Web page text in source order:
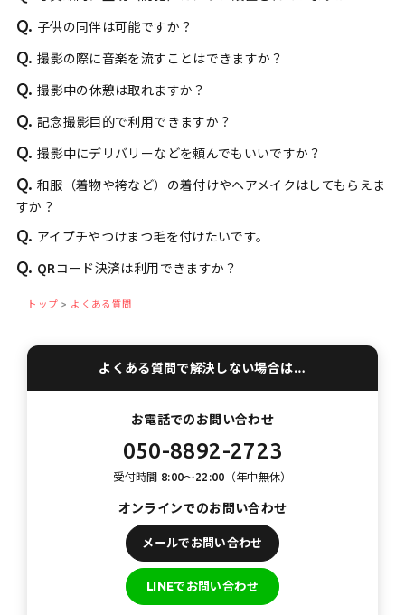
Q. 子供の同伴は可能ですか？
Q. 撮影の際に音楽を流すことはできますか？
Q. 撮影中の休憩は取れますか？
Q. 記念撮影目的で利用できますか？
Q. 撮影中にデリバリーなどを頼んでもいいですか？
Q. 和服（着物や袴など）の着付けやヘアメイクはしてもらえま
すか？
Q. アイプチやつけまつ毛を付けたいです。
Q. QRコード決済は利用できますか？
トップ よくある質問
よくある質問で解決しない場合は…
お電話でのお問い合わせ
050-8892-2723
受付時間 8:00〜22:00（年中無休）
オンラインでのお問い合わせ
メールでお問い合わせ
LINEでお問い合わせ